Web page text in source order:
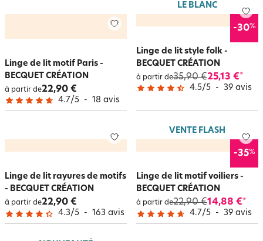
Linge de lit motif Paris -
BECQUET CRÉATION
à partir de22,90 €
4.7/5 - 18 avis
LE BLANC
-30%
Linge de lit style folk -
BECQUET CRÉATION
à partir de35,90 €25,13 €*
4.5/5 - 39 avis
Linge de lit rayures de motifs
- BECQUET CRÉATION
à partir de22,90 €
4.3/5 - 163 avis
VENTE FLASH
-35%
Linge de lit motif voiliers -
BECQUET CRÉATION
à partir de22,90 €14,88 €*
4.7/5 - 39 avis